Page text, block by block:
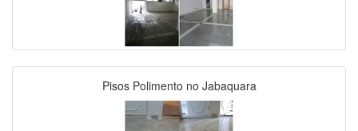
Pisos Polimento no Jabaquara